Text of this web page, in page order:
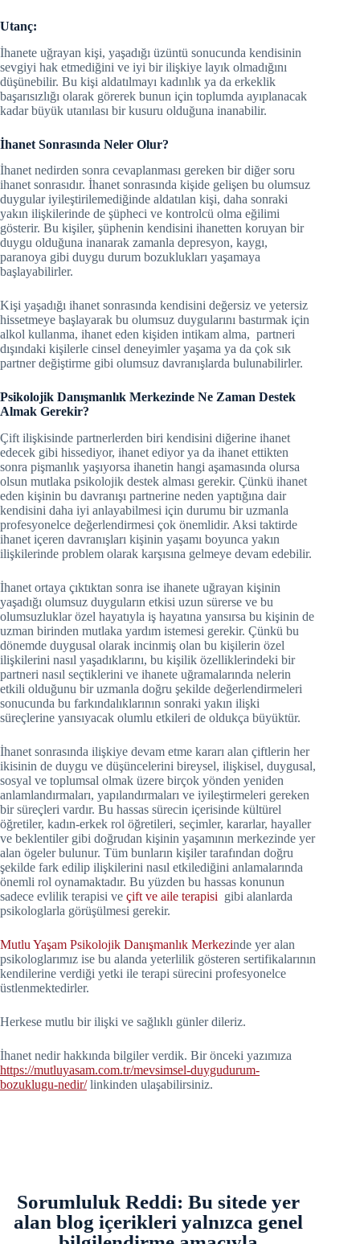
Utanç:
İhanete uğrayan kişi, yaşadığı üzüntü sonucunda kendisinin
sevgiyi hak etmediğini ve iyi bir ilişkiye layık olmadığını
düşünebilir. Bu kişi aldatılmayı kadınlık ya da erkeklik
başarısızlığı olarak görerek bunun için toplumda ayıplanacak
kadar büyük utanılası bir kusuru olduğuna inanabilir.
İhanet Sonrasında Neler Olur?
İhanet nedirden sonra cevaplanması gereken bir diğer soru
ihanet sonrasıdır. İhanet sonrasında kişide gelişen bu olumsuz
duygular iyileştirilemediğinde aldatılan kişi, daha sonraki
yakın ilişkilerinde de şüpheci ve kontrolcü olma eğilimi
gösterir. Bu kişiler, şüphenin kendisini ihanetten koruyan bir
duygu olduğuna inanarak zamanla depresyon, kaygı,
paranoya gibi duygu durum bozuklukları yaşamaya
başlayabilirler.
Kişi yaşadığı ihanet sonrasında kendisini değersiz ve yetersiz
hissetmeye başlayarak bu olumsuz duygularını bastırmak için
alkol kullanma, ihanet eden kişiden intikam alma, partneri
dışındaki kişilerle cinsel deneyimler yaşama ya da çok sık
partner değiştirme gibi olumsuz davranışlarda bulunabilirler.
Psikolojik Danışmanlık Merkezinde Ne Zaman Destek
Almak Gerekir?
Çift ilişkisinde partnerlerden biri kendisini diğerine ihanet
edecek gibi hissediyor, ihanet ediyor ya da ihanet ettikten
sonra pişmanlık yaşıyorsa ihanetin hangi aşamasında olursa
olsun mutlaka psikolojik destek alması gerekir. Çünkü ihanet
eden kişinin bu davranışı partnerine neden yaptığına dair
kendisini daha iyi anlayabilmesi için durumu bir uzmanla
profesyonelce değerlendirmesi çok önemlidir. Aksi taktirde
ihanet içeren davranışları kişinin yaşamı boyunca yakın
ilişkilerinde problem olarak karşısına gelmeye devam edebilir.
İhanet ortaya çıktıktan sonra ise ihanete uğrayan kişinin
yaşadığı olumsuz duyguların etkisi uzun sürerse ve bu
olumsuzluklar özel hayatıyla iş hayatına yansırsa bu kişinin de
uzman birinden mutlaka yardım istemesi gerekir. Çünkü bu
dönemde duygusal olarak incinmiş olan bu kişilerin özel
ilişkilerini nasıl yaşadıklarını, bu kişilik özelliklerindeki bir
partneri nasıl seçtiklerini ve ihanete uğramalarında nelerin
etkili olduğunu bir uzmanla doğru şekilde değerlendirmeleri
sonucunda bu farkındalıklarının sonraki yakın ilişki
süreçlerine yansıyacak olumlu etkileri de oldukça büyüktür.
İhanet sonrasında ilişkiye devam etme kararı alan çiftlerin her
ikisinin de duygu ve düşüncelerini bireysel, ilişkisel, duygusal,
sosyal ve toplumsal olmak üzere birçok yönden yeniden
anlamlandırmaları, yapılandırmaları ve iyileştirmeleri gereken
bir süreçleri vardır. Bu hassas sürecin içerisinde kültürel
öğretiler, kadın-erkek rol öğretileri, seçimler, kararlar, hayaller
ve beklentiler gibi doğrudan kişinin yaşamının merkezinde yer
alan ögeler bulunur. Tüm bunların kişiler tarafından doğru
şekilde fark edilip ilişkilerini nasıl etkilediğini anlamalarında
önemli rol oynamaktadır. Bu yüzden bu hassas konunun
sadece evlilik terapisi ve çift ve aile terapisi gibi alanlarda
psikologlarla görüşülmesi gerekir.
Mutlu Yaşam Psikolojik Danışmanlık Merkezinde yer alan
psikologlarımız ise bu alanda yeterlilik gösteren sertifikalarının
kendilerine verdiği yetki ile terapi sürecini profesyonelce
üstlenmektedirler.
Herkese mutlu bir ilişki ve sağlıklı günler dileriz.
İhanet nedir hakkında bilgiler verdik. Bir önceki yazımıza
https://mutluyasam.com.tr/mevsimsel-duygudurum-
bozuklugu-nedir/linkinden ulaşabilirsiniz.
Sorumluluk Reddi: Bu sitede yer
alan blog içerikleri yalnızca genel